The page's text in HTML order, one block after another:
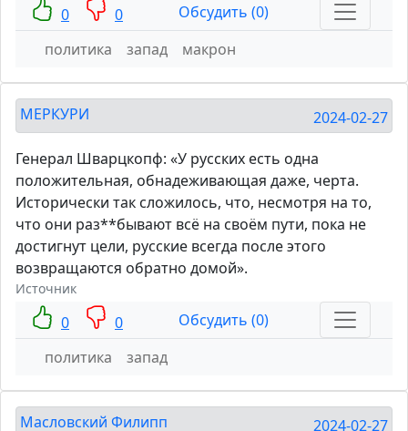
0 0
Обсудить (0)
политика
запад макрон
МЕРКУРИ 2024-02-27
Генерал Шварцкопф: «У русских есть одна
положительная, обнадеживающая даже, черта.
Исторически так сложилось, что, несмотря на то,
что они раз**бывают всё на своём пути, пока не
достигнут цели, русские всегда после этого
возвращаются обратно домой».
Источник
0 0
Обсудить (0)
политика
запад
Масловский Филипп 2024-02-27